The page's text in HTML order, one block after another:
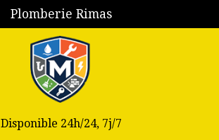
Plomberie Rimas
Disponible 24h/24, 7j/7